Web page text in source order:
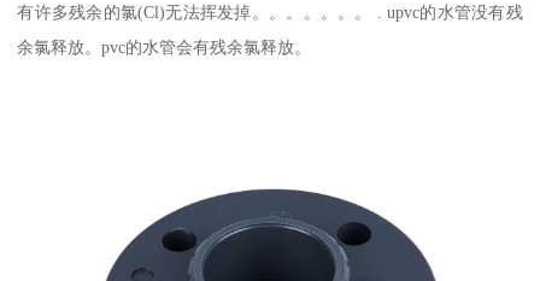
有许多残余的氯(Cl)无法挥发掉。。。。。。。 . upvc的水管没有残
余氯释放。pvc的水管会有残余氯释放。